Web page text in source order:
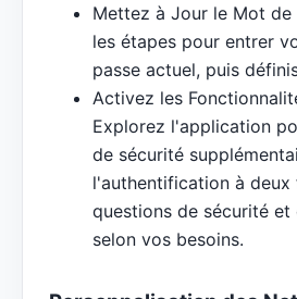
Mettez à Jour le Mot de
les étapes pour entrer
passe actuel, puis
Activez les
Explorez l'application
de sécurité
l'authentification à deux
questions de sécurité
selon vos besoins.